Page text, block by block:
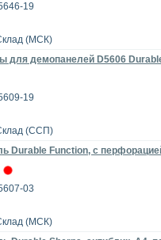
19
(МСК)
для демопанелей D5606
19
(ССП)
Durable Function, с
03
(МСК)